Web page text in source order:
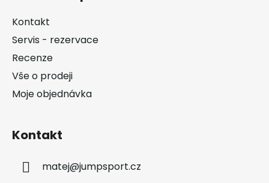
Kontakt
Servis - rezervace
Recenze
Vše o prodeji
Moje objednávka
Kontakt
matej@jumpsport.cz